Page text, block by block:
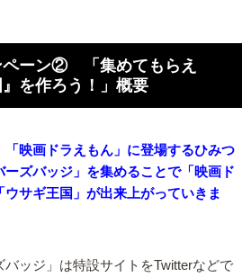
ペーン② 「集めてもらえ
を作ろう！」概要
「映画ドラえもん」に登場するひみつ
ズバッジ」を集めることで「映画ド
サギ王国」が出来上がっていきま
バッジ」は特設サイトをTwitterなどで